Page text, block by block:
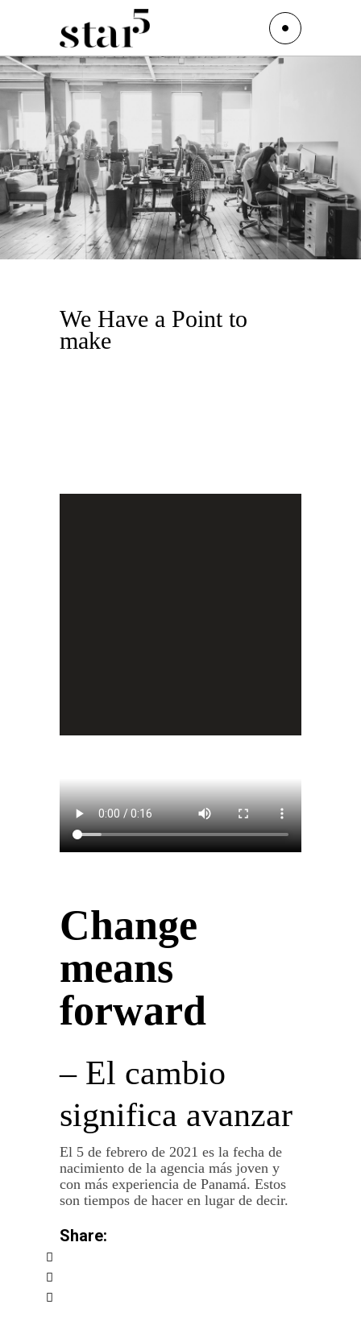
We Have a Point to
make
Change
means
forward
– El cambio
significa avanzar
El 5 de febrero de 2021 es la fecha de
nacimiento de la agencia más joven y
con más experiencia de Panamá. Estos
son tiempos de hacer en lugar de decir.
Share: